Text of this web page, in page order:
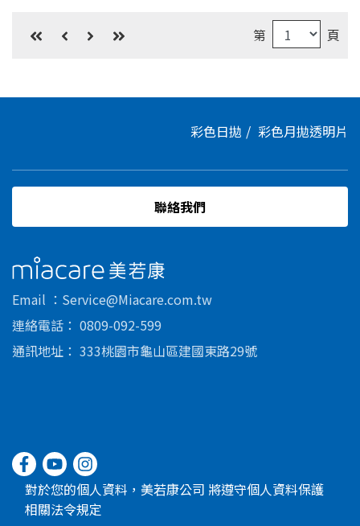
第 頁
彩色日拋 彩色月拋透明片
美若康
Email
Service@Miacare.com.tw
連絡電話
0809-092-599
通訊地址
333桃園市龜山區建國東路29號
聯絡我們
對於您的個人資料，美若康公司 將遵守個人資料保護
相關法令規定